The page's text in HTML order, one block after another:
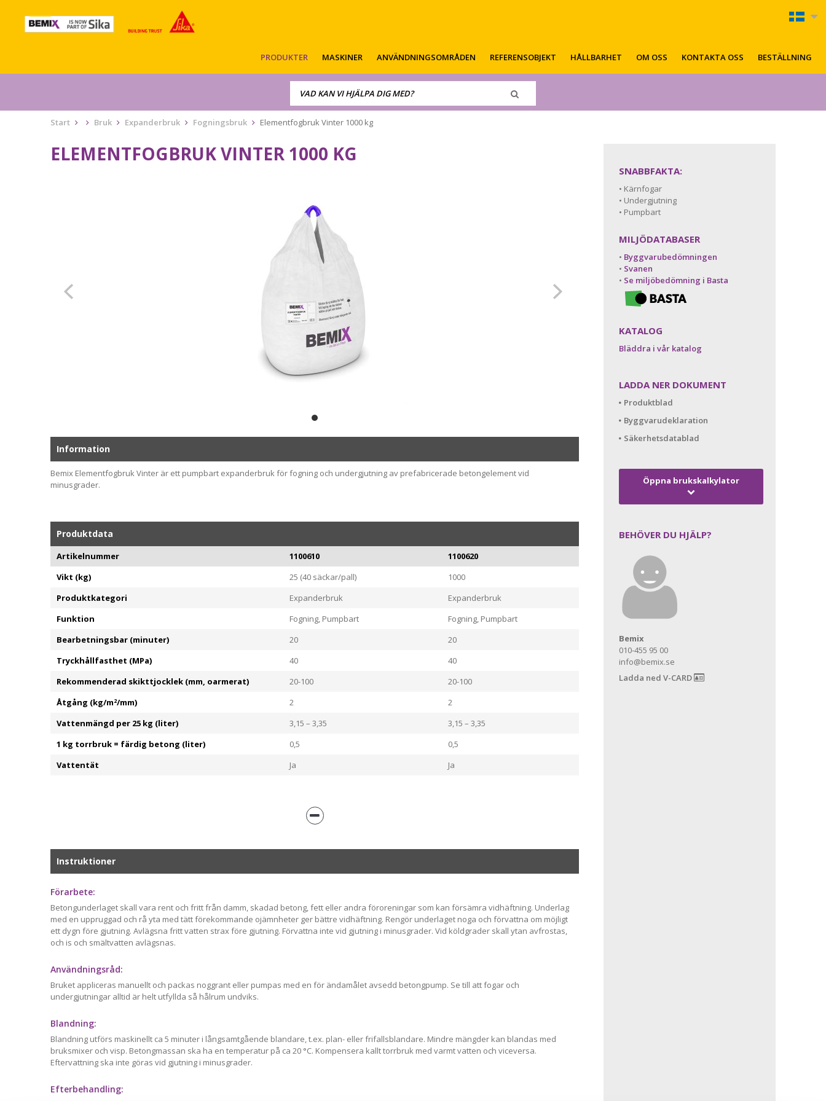
PRODUKTER MASKINER ANVÄNDNINGSOMRÅDEN REFERENSOBJEKT HÅLLBARHET OM OSS KONTAKTA OSS BESTÄLLNING
Start Bruk Expanderbruk Fogningsbruk Elementfogbruk Vinter 1000 kg
ELEMENTFOGBRUK VINTER 1000 KG
Information
Bemix Elementfogbruk Vinter är ett pumpbart expanderbruk för fogning och undergjutning av prefabricerade betongelement vid
minusgrader.
Produktdata
Artikelnummer 1100610
1100620
Vikt (kg)
25 (40 säckar/pall)
1000
Produktkategori
Expanderbruk
Expanderbruk
Funktion
Fogning, Pumpbart
Fogning, Pumpbart
Bearbetningsbar (minuter)
20
20
Tryckhållfasthet (MPa)
40
40
Rekommenderad skikttjocklek (mm, oarmerat)
20-100
20-100
Åtgång (kg/m2/mm) 2
2
Vattenmängd per 25 kg (liter)
3,15 – 3,35
3,15 – 3,35
1 kg torrbruk = färdig betong (liter)
0,5
0,5
Vattentät
Ja Ja
Instruktioner
Förarbete:
Betongunderlaget skall vara rent och fritt från damm, skadad betong, fett eller andra föroreningar som kan försämra vidhäftning. Underlag
med en uppruggad och rå yta med tätt förekommande ojämnheter ger bättre vidhäftning. Rengör underlaget noga och förvattna om möjligt
ett dygn före gjutning. Avlägsna fritt vatten strax före gjutning. Förvattna inte vid gjutning i minusgrader. Vid köldgrader skall ytan avfrostas,
och is och smältvatten avlägsnas.
Användningsråd:
Bruket appliceras manuellt och packas noggrant eller pumpas med en för ändamålet avsedd betongpump. Se till att fogar och
undergjutningar alltid är helt utfyllda så hålrum undviks.
Blandning:
Blandning utförs maskinellt ca 5 minuter i långsamtgående blandare, t.ex. plan- eller frifallsblandare. Mindre mängder kan blandas med
bruksmixer och visp. Betongmassan ska ha en temperatur på ca 20 °C. Kompensera kallt torrbruk med varmt vatten och viceversa.
Eftervattning ska inte göras vid gjutning i minusgrader.
Efterbehandling:
SNABBFAKTA:
• Kärnfogar
• Undergjutning
• Pumpbart
MILJÖDATABASER
• Byggvarubedömningen
• Svanen
• Se miljöbedömning i Basta
KATALOG
Bläddra i vår katalog
LADDA NER DOKUMENT
Produktblad
Byggvarudeklaration
Säkerhetsdatablad
Öppna brukskalkylator
BEHÖVER DU HJÄLP?
Bemix
010-455 95 00
info@bemix.se
Ladda ned V-CARD